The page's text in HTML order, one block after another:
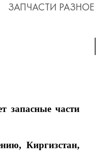
ЗАПЧАСТИ РАЗНОЕ
части
Киргизстан,